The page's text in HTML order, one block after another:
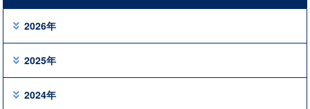
2026年
2025年
2024年